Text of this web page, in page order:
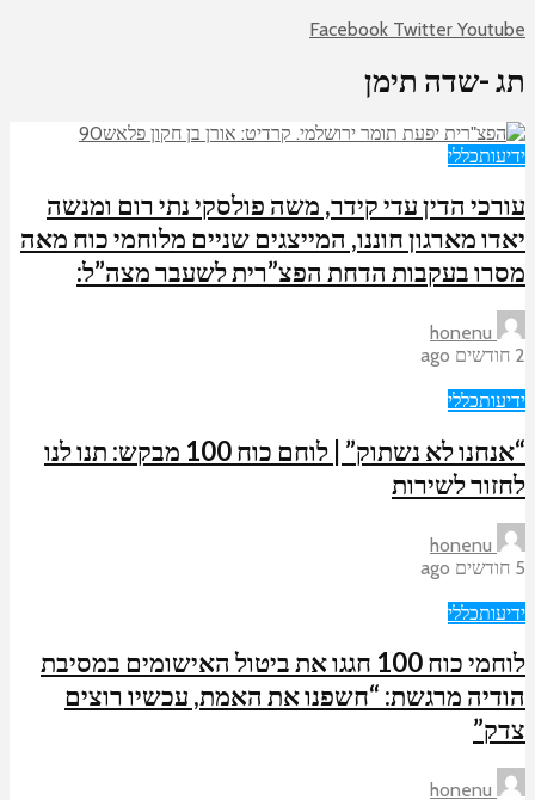
Facebook Twitter Youtube
תג -שדה תימן
ידיעותכללי
עורכי הדין עדי קידר, משה פולסקי נתי רום ומנשה
יאדו מארגון חוננו, המייצגים שניים מלוחמי כוח מאה
מסרו בעקבות הדחת הפצ”רית לשעבר מצה”ל:
2 חודשים ago
ידיעותכללי
“אנחנו לא נשתוק” | לוחם כוח 100 מבקש: תנו לנו
לחזור לשירות
5 חודשים ago
ידיעותכללי
לוחמי כוח 100 חגגו את ביטול האישומים במסיבת
הודיה מרגשת: “חשפנו את האמת, עכשיו רוצים
צדק”